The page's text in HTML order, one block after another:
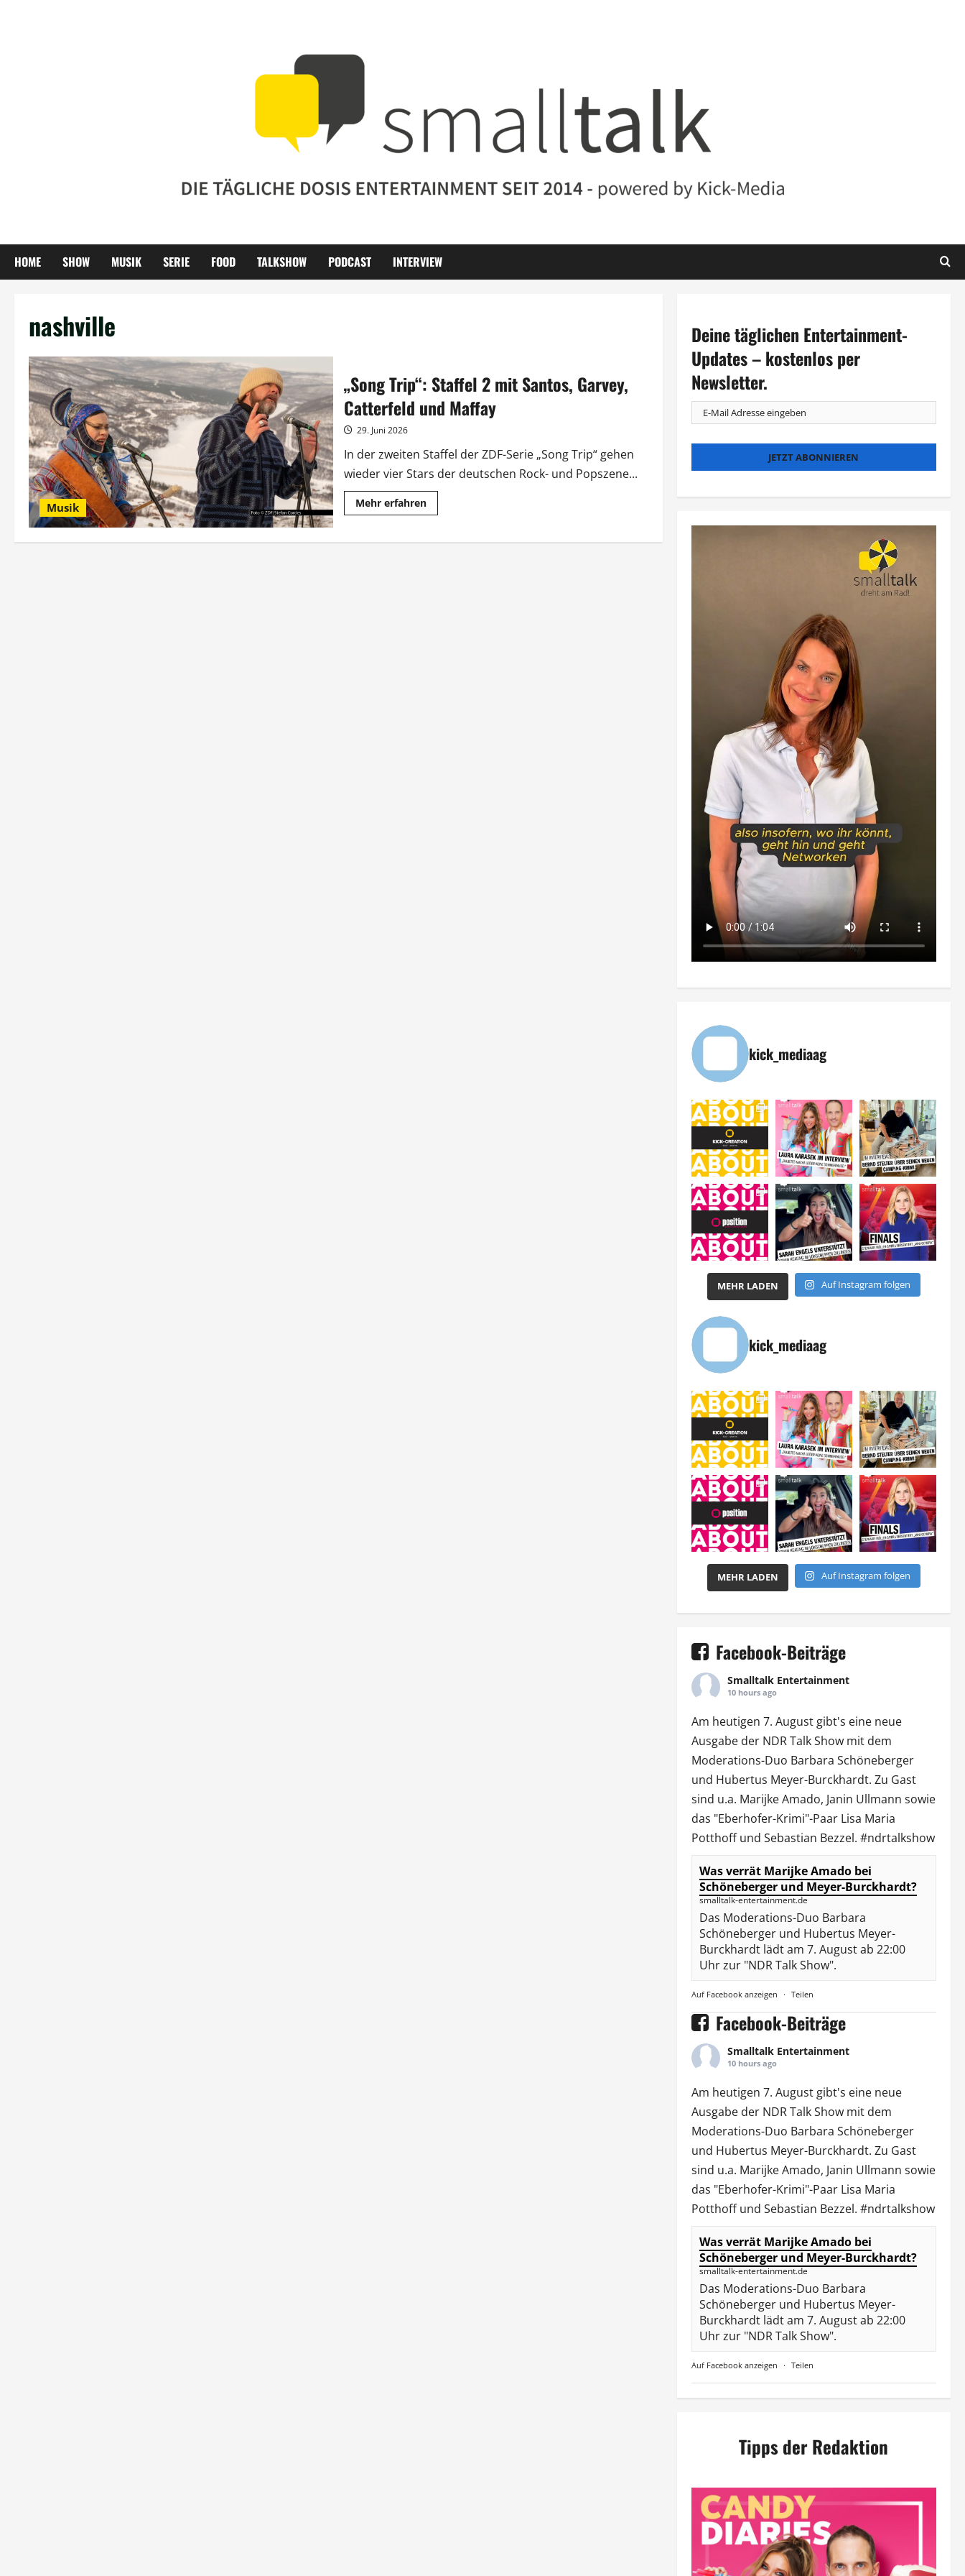
HOME SHOW MUSIK SERIE FOOD TALKSHOW PODCAST INTERVIEW
nashville
Musik
„Song Trip“: Staffel 2 mit Santos, Garvey,
Catterfeld und Maffay
29. Juni 2026
In der zweiten Staffel der ZDF-Serie „Song Trip“ gehen
wieder vier Stars der deutschen Rock- und Popszene...
Mehr erfahrenMehr
Informationen
Trip“:
Deine täglichen Entertainment-
Updates – kostenlos per
Newsletter.
kick_mediaag
MEHR LADEN Auf Instagram folgen
kick_mediaag
MEHR LADEN Auf Instagram folgen
Facebook-Beiträge
Smalltalk Entertainment
10 hours ago
Am heutigen 7. August gibt's eine neue
Ausgabe der NDR Talk Showmit dem
Moderations-Duo Barbara Schöneberger
und Hubertus Meyer-Burckhardt. Zu Gast
sind u.a. Marijke Amado, Janin Ullmann sowie
das "Eberhofer-Krimi"-Paar Lisa Maria
Potthoff und Sebastian Bezzel. #ndrtalkshow
Was verrät Marijke Amado bei
Schöneberger und Meyer-Burckhardt?
smalltalk-entertainment.de
Das Moderations-Duo Barbara
Schöneberger und Hubertus Meyer-
Burckhardt lädt am 7. August ab 22:00
Uhr zur "NDR Talk Show".
Auf Facebook anzeigen · Teilen
Facebook-Beiträge
Smalltalk Entertainment
10 hours ago
Am heutigen 7. August gibt's eine neue
Ausgabe der NDR Talk Showmit dem
Moderations-Duo Barbara Schöneberger
und Hubertus Meyer-Burckhardt. Zu Gast
sind u.a. Marijke Amado, Janin Ullmann sowie
das "Eberhofer-Krimi"-Paar Lisa Maria
Potthoff und Sebastian Bezzel. #ndrtalkshow
Was verrät Marijke Amado bei
Schöneberger und Meyer-Burckhardt?
smalltalk-entertainment.de
Das Moderations-Duo Barbara
Schöneberger und Hubertus Meyer-
Burckhardt lädt am 7. August ab 22:00
Uhr zur "NDR Talk Show".
Auf Facebook anzeigen · Teilen
Tipps der Redaktion